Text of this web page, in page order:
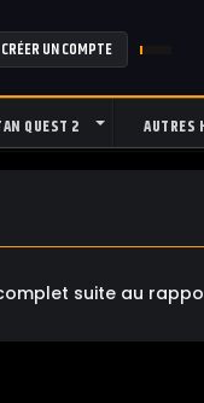
CRÉER UN COMPTE
QUEST 2 AUTRES
suite au